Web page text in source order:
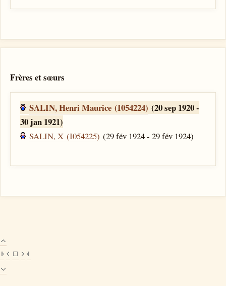
Frères et sœurs
SALIN, Henri Maurice (I054224) (20 sep 1920 -
30 jan 1921)
SALIN, X (I054225) (29 fév 1924 - 29 fév 1924)